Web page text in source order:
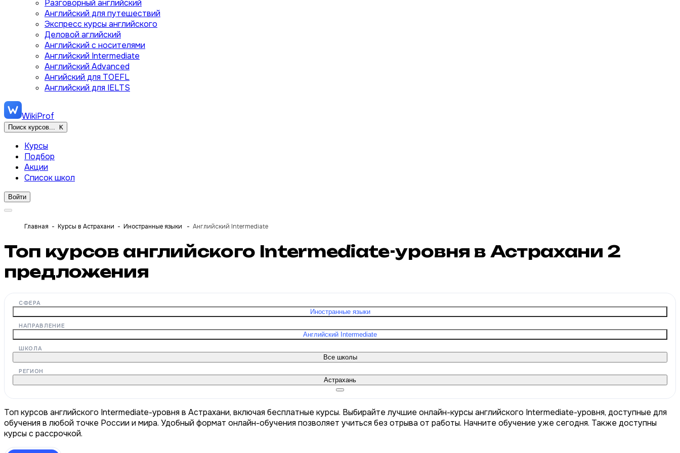
Разговорный английский
Английский для путешествий
Экспресс курсы английского
Деловой аглийский
Английский с носителями
Английский Intermediate
Английский Advanced
Ангийский для TOEFL
Английский для IELTS
WikiProf
Поиск курсов... K
Курсы
Подбор
Акции
Список школ
Войти
Главная Курсы в Астрахани Иностранные языки Английский Intermediate
Топ курсов английского Intermediate-уровня в Астрахани 2
предложения
СФЕРА
Иностранные языки
НАПРАВЛЕНИЕ
Английский Intermediate
ШКОЛА
Все школы
РЕГИОН
Астрахань
Топ курсов английского Intermediate-уровня в Астрахани, включая бесплатные курсы. Выбирайте лучшие онлайн-курсы английского Intermediate-уровня, доступные для
обучения в любой точке России и мира. Удобный формат онлайн-обучения позволяет учиться без отрыва от работы. Начните обучение уже сегодня. Также доступны
курсы с рассрочкой.